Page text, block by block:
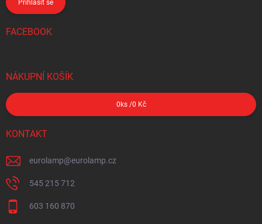
Přihlásit se
FACEBOOK
NÁKUPNÍ KOŠÍK
0 ks /0 Kč
KONTAKT
eurolamp@eurolamp.cz
545 215 712
603 160 870